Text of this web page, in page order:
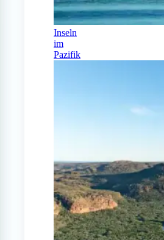
Inseln
im
Pazifik